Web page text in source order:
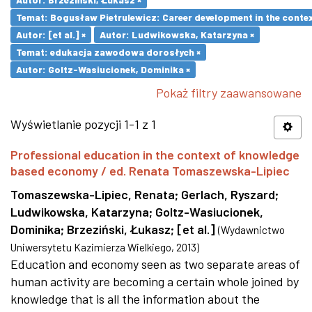
Temat: Bogusław Pietrulewicz: Career development in the
Autor: [et al.] ×
Autor: Ludwikowska, Katarzyna ×
Temat: edukacja zawodowa dorosłych ×
Autor: Goltz-Wasiucionek, Dominika ×
Pokaż filtry zaawansowane
Wyświetlanie pozycji 1-1 z 1
Professional education in the context of knowledge
based economy / ed. Renata Tomaszewska-Lipiec
Tomaszewska-Lipiec, Renata; Gerlach, Ryszard;
Ludwikowska, Katarzyna; Goltz-Wasiucionek,
Dominika; Brzeziński, Łukasz; [et al.] (Wydawnictwo
Uniwersytetu Kazimierza Wielkiego, 2013)
Education and economy seen as two separate areas of
human activity are becoming a certain whole joined by
knowledge that is all the information about the